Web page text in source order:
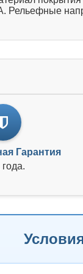
Рельефные
Гарантия